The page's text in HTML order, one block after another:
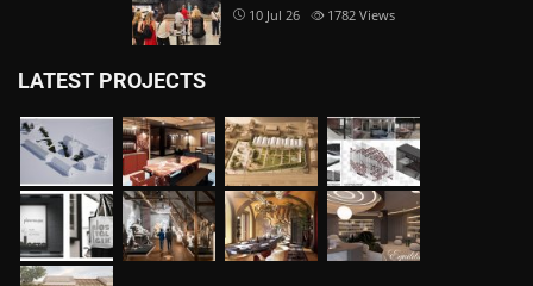
10 Jul 26 1782 Views
LATEST PROJECTS